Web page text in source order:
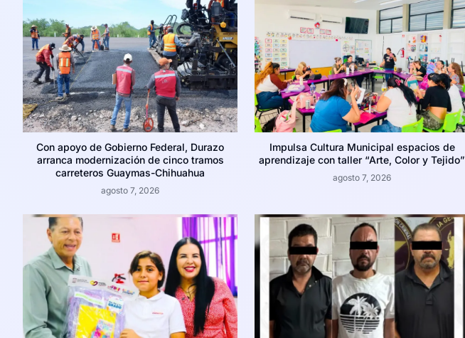
Con apoyo de Gobierno Federal, Durazo
arranca modernización de cinco tramos
carreteros Guaymas-Chihuahua
agosto 7, 2026
Impulsa Cultura Municipal espacios de
aprendizaje con taller “Arte, Color y Tejido”
agosto 7, 2026